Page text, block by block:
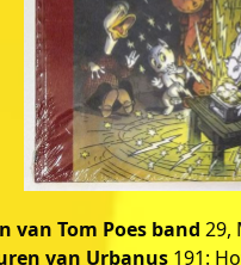
van Tom Poes band 29,
van Urbanus 191: